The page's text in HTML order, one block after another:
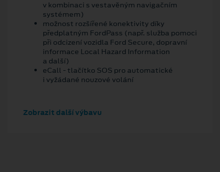
v kombinaci s vestavěným navigačním
systémem)
možnost rozšířené konektivity díky
předplatným FordPass (např. služba pomoci
při odcizení vozidla Ford Secure, dopravní
informace Local Hazard Information
a další)
eCall - tlačítko SOS pro automatické
i vyžádané nouzové volání
Zobrazit další výbavu